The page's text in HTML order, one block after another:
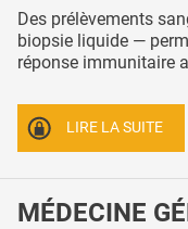
Des prélèvements
biopsie liquide —
réponse immunitaire
LIRE LA SUITE
MÉDECINE